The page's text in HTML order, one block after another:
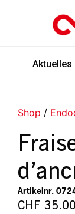
Aktuelles
Shop /
Artikelnr.
CHF 35.00